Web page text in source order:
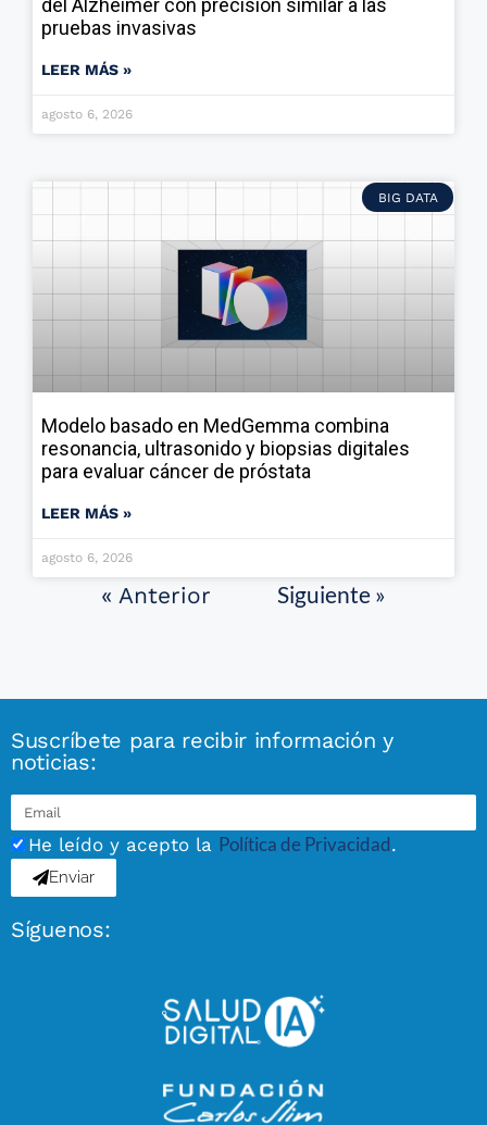
del Alzheimer con precisión similar a las
pruebas invasivas
LEER MÁS »
agosto 6, 2026
BIG DATA
Modelo basado en MedGemma combina
resonancia, ultrasonido y biopsias digitales
para evaluar cáncer de próstata
LEER MÁS »
agosto 6, 2026
« Anterior Siguiente »
Suscríbete para recibir información y
noticias:
He leído y acepto la Política de Privacidad.
Enviar
Síguenos: